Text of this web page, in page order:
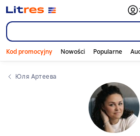
Kod promocyjny Nowości Popularne
Юля Артеева